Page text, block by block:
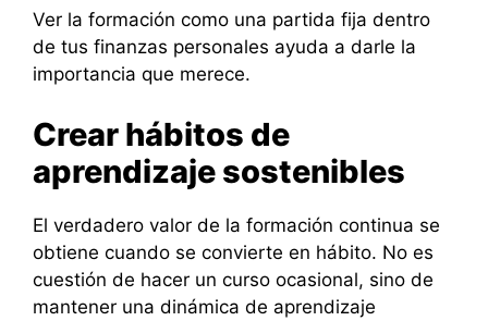
Ver la formación como una partida fija dentro
de tus finanzas personales ayuda a darle la
importancia que merece.
Crear hábitos de
aprendizaje sostenibles
El verdadero valor de la formación continua se
obtiene cuando se convierte en hábito. No es
cuestión de hacer un curso ocasional, sino de
mantener una dinámica de aprendizaje